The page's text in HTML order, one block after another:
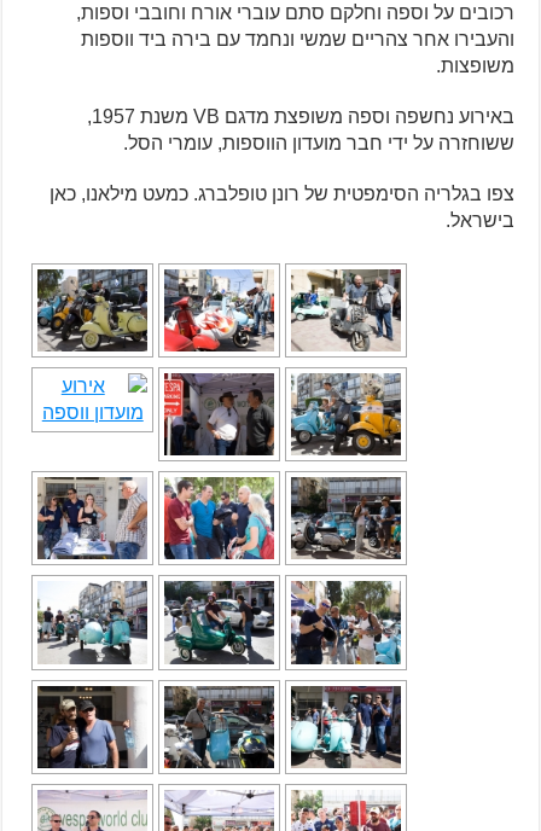
רכובים על וספה וחלקם סתם עוברי אורח וחובבי וספות,
והעבירו אחר צהריים שמשי ונחמד עם בירה ביד ווספות
משופצות.
באירוע נחשפה וספה משופצת מדגם VB משנת 1957,
ששוחזרה על ידי חבר מועדון הווספות, עומרי הסל.
צפו בגלריה הסימפטית של רונן טופלברג. כמעט מילאנו, כאן
בישראל.